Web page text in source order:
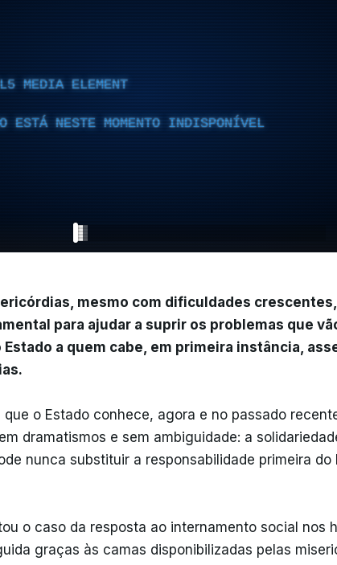
MEDIA ELEMENT
ESTÁ NESTE MOMENTO INDISPONÍVEL
mesmo com dificuldades
para ajudar a suprir os problemas que
Estado a quem cabe, em primeira instância,
o Estado conhece, agora e no passado
dramatismos e sem ambiguidade: a
nunca substituir a responsabilidade primeira do
o caso da resposta ao internamento social nos
graças às camas disponibilizadas pelas